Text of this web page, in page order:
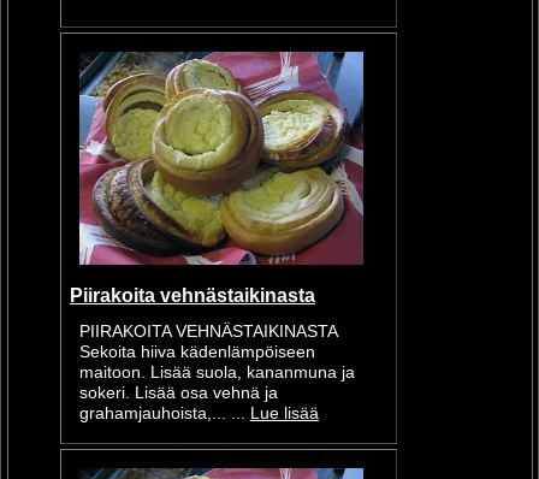
Piirakoita vehnästaikinasta
PIIRAKOITA VEHNÄSTAIKINASTA
Sekoita hiiva kädenlämpöiseen
maitoon. Lisää suola, kananmuna ja
sokeri. Lisää osa vehnä ja
grahamjauhoista,... ... Lue lisää